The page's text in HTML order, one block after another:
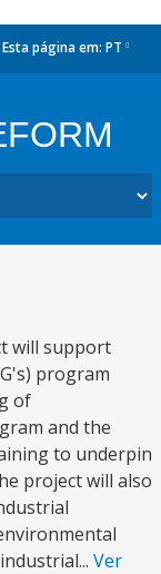
Esta página em: PT
will support
program
of
and the
to underpin
project will also
Ver